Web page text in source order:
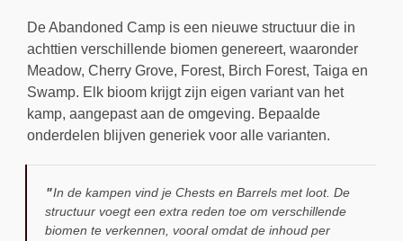
De Abandoned Camp is een nieuwe structuur die in
achttien verschillende biomen genereert, waaronder
Meadow, Cherry Grove, Forest, Birch Forest, Taiga en
Swamp. Elk bioom krijgt zijn eigen variant van het
kamp, aangepast aan de omgeving. Bepaalde
onderdelen blijven generiek voor alle varianten.
In de kampen vind je Chests en Barrels met loot. De
structuur voegt een extra reden toe om verschillende
biomen te verkennen, vooral omdat de inhoud per